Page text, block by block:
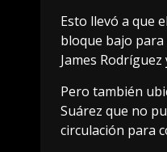
Esto llevó a que
bloque bajo
James
Pero también
Suárez que no
circulación para